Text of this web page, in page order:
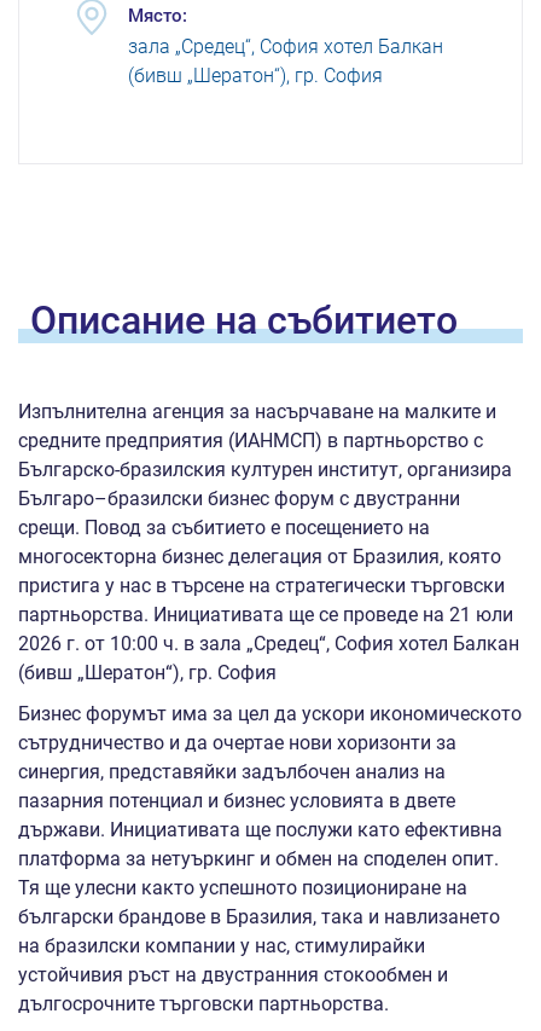
Място:
зала „Средец“, София хотел Балкан
(бивш „Шератон“), гр. София
Oписание насъбитието
Изпълнителна агенция за насърчаване на малките и
средните предприятия (ИАНМСП) в партньорство с
Българско-бразилския културен институт, организира
Българо–бразилски бизнес форум с двустранни
срещи. Повод за събитието е посещението на
многосекторна бизнес делегация от Бразилия, която
пристига у нас в търсене на стратегически търговски
партньорства. Инициативата ще се проведе на 21 юли
2026 г. от 10:00 ч. в зала „Средец“, София хотел Балкан
(бивш „Шератон“), гр. София
Бизнес форумът има за цел да ускори икономическото
сътрудничество и да очертае нови хоризонти за
синергия, представяйки задълбочен анализ на
пазарния потенциал и бизнес условията в двете
държави. Инициативата ще послужи като ефективна
платформа за нетуъркинг и обмен на споделен опит.
Тя ще улесни както успешното позициониране на
български брандове в Бразилия, така и навлизането
на бразилски компании у нас, стимулирайки
устойчивия ръст на двустранния стокообмен и
дългосрочните търговски партньорства.